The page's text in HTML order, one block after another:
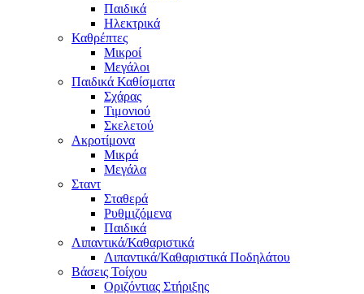
Παιδικά
Ηλεκτρικά
Καθρέπτες
Μικροί
Μεγάλοι
Παιδικά Καθίσματα
Σχάρας
Τιμονιού
Σκελετού
Ακροτίμονα
Μικρά
Μεγάλα
Σταντ
Σταθερά
Ρυθμιζόμενα
Παιδικά
Λιπαντικά/Καθαριστικά
Λιπαντικά/Καθαριστικά Ποδηλάτου
Βάσεις Τοίχου
Οριζόντιας Στήριξης